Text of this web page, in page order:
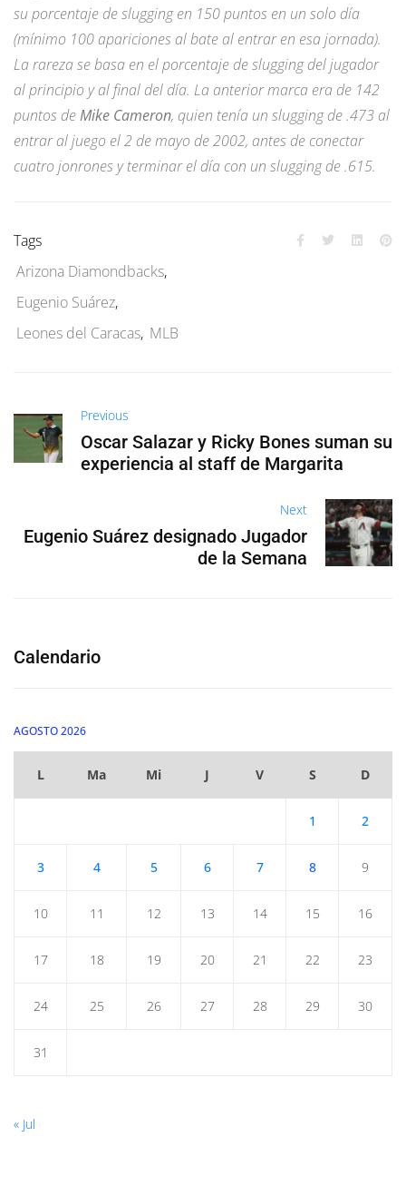
su porcentaje de slugging en 150 puntos en un solo día
(mínimo 100 apariciones al bate al entrar en esa jornada).
La rareza se basa en el porcentaje de slugging del jugador
al principio y al final del día. La anterior marca era de 142
puntos deMike Cameron, quien tenía un slugging de .473 al
entrar al juego el 2 de mayo de 2002, antes de conectar
cuatro jonrones y terminar el día con un slugging de .615.
Tags
Arizona Diamondbacks,
Eugenio Suárez,
Leones del Caracas, MLB
Previous
Oscar Salazar y Ricky Bones suman su
experiencia al staff de Margarita
Next
Eugenio Suárez designado Jugador
de la Semana
Calendario
AGOSTO 2026
L Ma Mi J V S D
1 2
3 4 5 6 7 8 9
10 11 12 13 14 15 16
17 18 19 20 21 22 23
24 25 26 27 28 29 30
31
« Jul